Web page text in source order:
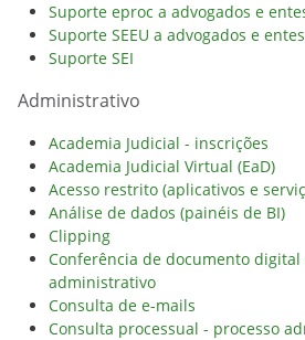
Suporte eproc a advogados e
Suporte SEEU a advogados e
Suporte SEI
Administrativo
Academia Judicial - inscrições
Academia Judicial Virtual (EaD)
Acesso restrito (aplicativos e
Análise de dados (painéis de BI)
Clipping
Conferência de documento digital
administrativo
Consulta de e-mails
Consulta processual - processo